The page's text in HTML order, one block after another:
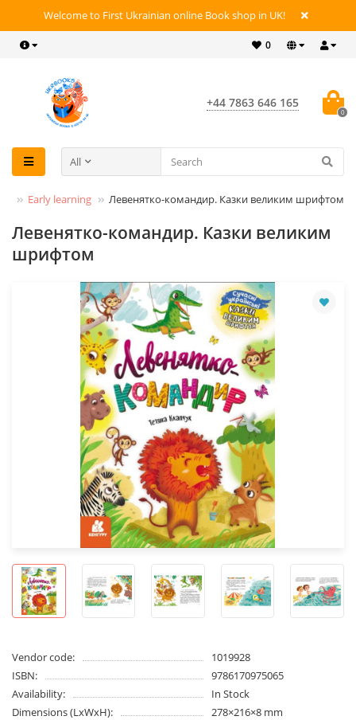
Welcome to First Ukrainian online Book shop in UK!
0
+44 7863 646 165
0
All
Early learning Левенятко-командир. Казки великим шрифтом
Левенятко-командир. Казки великим
шрифтом
Vendor code:
1019928
ISBN:
9786170975065
Availability:
In Stock
Dimensions (LxWxH):
278×216×8 mm